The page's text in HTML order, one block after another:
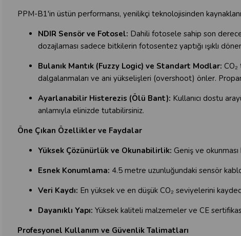
PPM-B1'in üstün performansı, yenilikçi teknolojisinden
NDIR Sensör ve Fotosel: Dahili fotosele sahip son
dozajlaması sadece bitkilerin fotosentez yaptığı ışıklı
Bulanık Mantık (Fuzzy Logic) ve Standart Modlar:
dalgalanmaları ve ani yükselişleri (overshoot) önler.
Ayarlanabilir Histerezis (Ölü Bant): Kullanıcı dostu
anlamıyla elinizde tutabilirsiniz.
Öne Çıkan Özellikler ve Faydalar
Yüksek Çözünürlük ve Okunabilirlik: Geniş ve
Esnek Konumlama: 4.5 metre uzunluğundaki sensör
Veri Kaydı: En yüksek ve en düşük CO₂ seviyelerini
Dayanıklı Yapı: Yüksek kaliteli malzemeler ve CE
Profesyonel Kullanım ve Güvenlik Talimatları